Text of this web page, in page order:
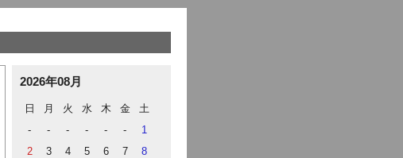
2026年08月
日 月 火 水 木 金
土
-
- - - - -
1
2
3 4 5 6 7
8